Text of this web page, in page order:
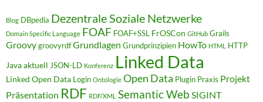
Blog DBpedia Dezentrale Soziale Netzwerke
Domain Specific Language FOAF FOAF+SSL FrOSCon GitHub Grails
GroovygroovyrdfGrundlagen Grundprinzipien HowTo HTML HTTP
Java aktuell JSON-LD Konferenz Linked Data
Linked Open Data Login Ontologie Open Data Plugin Praxis Projekt
Präsentation RDF RDF/XML Semantic Web SIGINT